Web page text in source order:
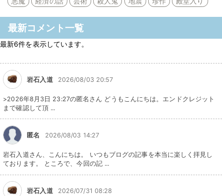
最新コメント一覧
最新6件を表示しています。
岩石入道 2026/08/03 20:57
>2026年8月3日 23:27の匿名さん どうもこんにちは。エンドクレジット
まで確認して頂 ...
匿名 2026/08/03 14:27
岩石入道さん、こんにちは。 いつもブログの記事を本当に楽しく拝見し
ております。 ところで、今回の記 ...
岩石入道 2026/07/31 08:28